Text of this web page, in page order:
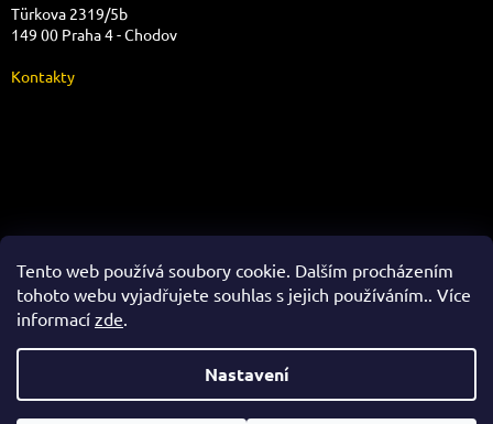
Tento web používá soubory cookie. Dalším procházením
tohoto webu vyjadřujete souhlas s jejich používáním.. Více
informací zde.
Nastavení
Türkova 2319/5b
149 00 Praha 4 - Chodov
Kontakty